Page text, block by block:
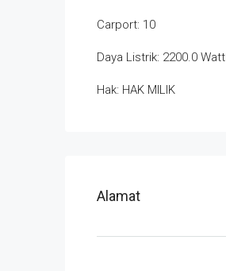
Carport: 10
Daya Listrik: 2200.0 Watt
Hak: HAK MILIK
Alamat